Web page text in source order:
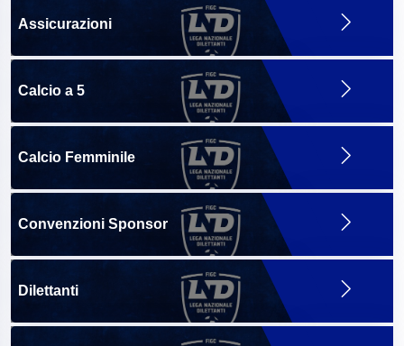
Assicurazioni
Calcio a 5
Calcio Femminile
Convenzioni Sponsor
Dilettanti